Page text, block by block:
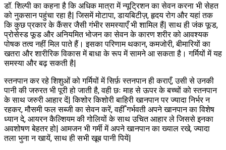
डॉ. शिल्पी का कहना है कि अधिक मात्रा में न्यूट्रिशन का सेवन करना भी सेहत
को नुकसान पहुंचा रहा है| जिसमें मोटापा, डायबिटीज़, हृदय रोग और यहां तक
कि कुछ प्रकार के कैंसर जैसी गंभीर समस्याएँ भी शामिल हैं| साथ ही जंक फूड,
प्रोसेस्ड फूड और अनियमित भोजन का सेवन के कारण शरीर को आवश्यक
पोषक तत्व नहीं मिल पाते हैं। इसका परिणाम थकान, कमजोरी, बीमारियों का
खतरा और शारीरिक विकास में बाधा के रूप में सामने आ सकता है। गर्मियों में यह
समस्या और बढ़ सकती है|
स्तनपान कर रहे शिशुओं को गर्मियों में सिर्फ़ स्तनपान ही कराएँ, उसी से उनकी
पानी की जरुरत भी पूरी हो जाती है, वही छः माह से ऊपर के बच्चों को स्तनपान
के साथ जरुरी आहार दें| किशोर किशोरी बाहिरी खानपान पर ज्यादा निर्भर न
रहकर, मौसमी फल सब्जी का सेवन करें, वहीँ गर्भवती अपने खानपान का विशेष
ध्यान दे, आयरन कैल्शियम की गोलियों के साथ उचित आहार ले जिससे इनका
अवशोषण बेहतर हो| आमजन भी गर्मी में अपने खानपान का ख्याल रखे, ज्यादा
तला भुना न खायें, साथ ही सभी खूब पानी पियें|